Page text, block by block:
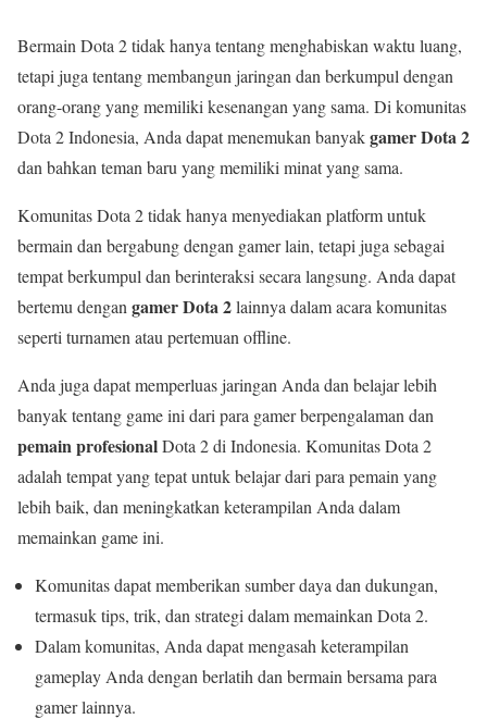
Bermain Dota 2 tidak hanya tentang menghabiskan waktu luang,
tetapi juga tentang membangun jaringan dan berkumpul dengan
orang-orang yang memiliki kesenangan yang sama. Di komunitas
Dota 2 Indonesia, Anda dapat menemukan banyakgamer Dota 2
dan bahkan teman baru yang memiliki minat yang sama.
Komunitas Dota 2 tidak hanya menyediakan platform untuk
bermain dan bergabung dengan gamer lain, tetapi juga sebagai
tempat berkumpul dan berinteraksi secara langsung. Anda dapat
bertemu dengan gamer Dota 2lainnya dalam acara komunitas
seperti turnamen atau pertemuan offline.
Anda juga dapat memperluas jaringan Anda dan belajar lebih
banyak tentang game ini dari para gamer berpengalaman dan
pemain profesionalDota 2 di Indonesia. Komunitas Dota 2
adalah tempat yang tepat untuk belajar dari para pemain yang
lebih baik, dan meningkatkan keterampilan Anda dalam
memainkan game ini.
Komunitas dapat memberikan sumber daya dan dukungan,
termasuk tips, trik, dan strategi dalam memainkan Dota 2.
Dalam komunitas, Anda dapat mengasah keterampilan
gameplay Anda dengan berlatih dan bermain bersama para
gamer lainnya.